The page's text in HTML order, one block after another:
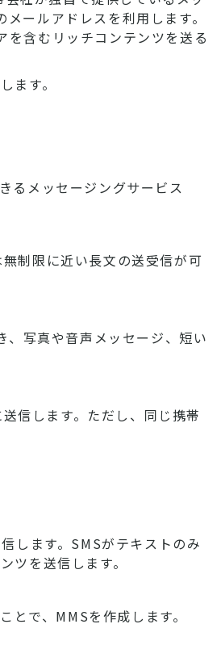
ールアドレスを利用します。
を含むリッチコンテンツを送る
ます。
るメッセージングサービス
制限に近い長文の送受信が可
写真や音声メッセージ、短い
信します。ただし、同じ携帯
します。SMSがテキストのみ
ツを送信します。
で、MMSを作成します。